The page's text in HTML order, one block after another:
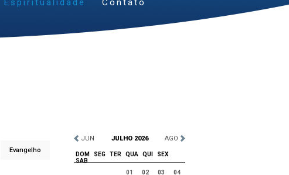
Espiritualidade Contato
JUN JULHO 2026 AGO
DOM SEG TER QUA QUI
SEX
SAB
01
02 03 04
Evangelho